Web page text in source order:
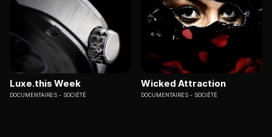
Luxe.this Week
DOCUMENTAIRES SOCIÉTÉ
Wicked Attraction
DOCUMENTAIRES SOCIÉTÉ